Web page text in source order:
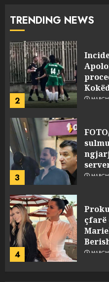
TRENDING NEWS
1
2
3
4
çfarë